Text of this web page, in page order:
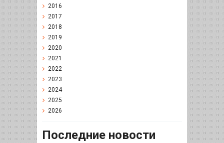
2016
2017
2018
2019
2020
2021
2022
2023
2024
2025
2026
Последние новости